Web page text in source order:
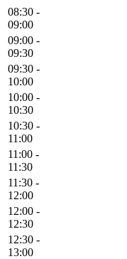
08:30 -
09:00
09:00 -
09:30
09:30 -
10:00
10:00 -
10:30
10:30 -
11:00
11:00 -
11:30
11:30 -
12:00
12:00 -
12:30
12:30 -
13:00